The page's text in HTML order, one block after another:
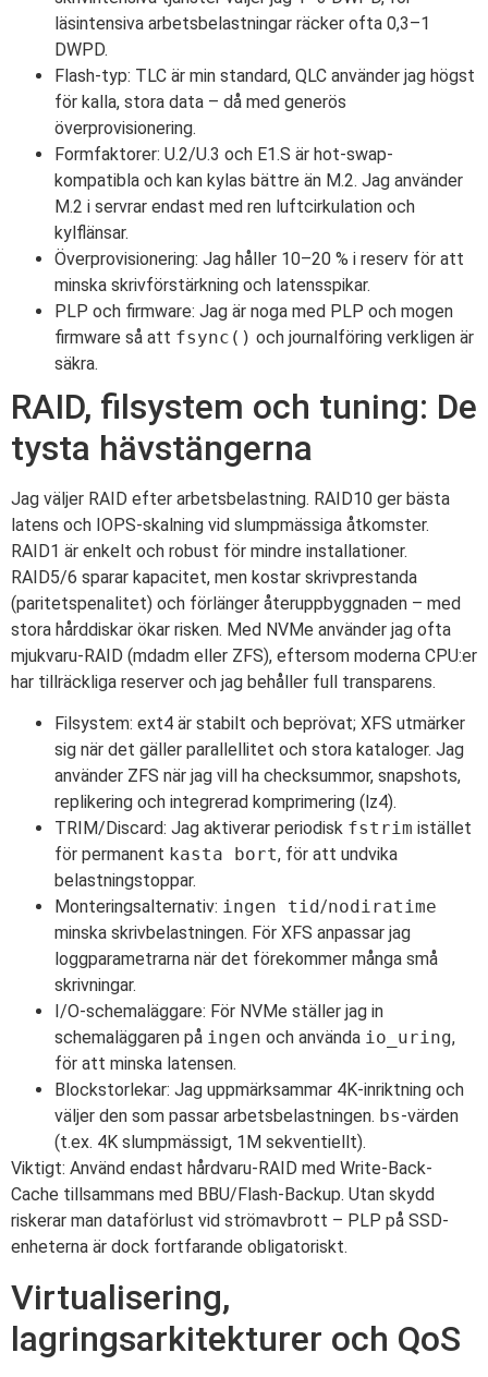
läsintensiva arbetsbelastningar räcker ofta 0,3–1
DWPD.
Flash-typ: TLC är min standard, QLC använder jag högst
för kalla, stora data – då med generös
överprovisionering.
Formfaktorer: U.2/U.3 och E1.S är hot-swap-
kompatibla och kan kylas bättre än M.2. Jag använder
M.2 i servrar endast med ren luftcirkulation och
kylflänsar.
Överprovisionering: Jag håller 10–20 % i reserv för att
minska skrivförstärkning och latensspikar.
PLP och firmware: Jag är noga med PLP och mogen
firmware så att fsync() och journalföring verkligen är
säkra.
RAID, filsystem och tuning: De
tysta hävstängerna
Jag väljer RAID efter arbetsbelastning. RAID10 ger bästa
latens och IOPS-skalning vid slumpmässiga åtkomster.
RAID1 är enkelt och robust för mindre installationer.
RAID5/6 sparar kapacitet, men kostar skrivprestanda
(paritetspenalitet) och förlänger återuppbyggnaden – med
stora hårddiskar ökar risken. Med NVMe använder jag ofta
mjukvaru-RAID (mdadm eller ZFS), eftersom moderna CPU:er
har tillräckliga reserver och jag behåller full transparens.
Filsystem: ext4 är stabilt och beprövat; XFS utmärker
sig när det gäller parallellitet och stora kataloger. Jag
använder ZFS när jag vill ha checksummor, snapshots,
replikering och integrerad komprimering (lz4).
TRIM/Discard: Jag aktiverar periodisk fstrim istället
för permanent kasta bort, för att undvika
belastningstoppar.
Monteringsalternativ: ingen tid/nodiratime
minska skrivbelastningen. För XFS anpassar jag
loggparametrarna när det förekommer många små
skrivningar.
I/O-schemaläggare: För NVMe ställer jag in
schemaläggaren på ingen och använda io_uring,
för att minska latensen.
Blockstorlekar: Jag uppmärksammar 4K-inriktning och
väljer den som passar arbetsbelastningen. bs-värden
(t.ex. 4K slumpmässigt, 1M sekventiellt).
Viktigt: Använd endast hårdvaru-RAID med Write-Back-
Cache tillsammans med BBU/Flash-Backup. Utan skydd
riskerar man dataförlust vid strömavbrott – PLP på SSD-
enheterna är dock fortfarande obligatoriskt.
Virtualisering,
lagringsarkitekturer och QoS